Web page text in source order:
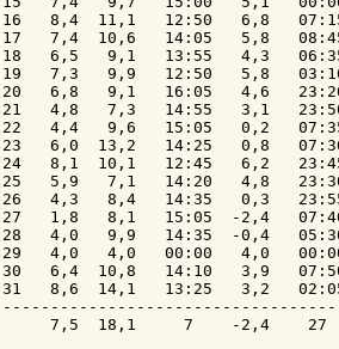
16   8,4  11,1   12:50   6,8
17   7,4  10,6   14:05   5,8
18   6,5   9,1   13:55   4,3
19   7,3   9,9   12:50   5,8
20   6,8   9,1   16:05   4,6
21   4,8   7,3   14:55   3,1
22   4,4   9,6   15:05   0,2
23   6,0  13,2   14:25   0,8
24   8,1  10,1   12:45   6,2
25   5,9   7,1   14:20   4,8
26   4,3   8,4   14:35   0,3
27   1,8   8,1   15:05  -2,4
28   4,0   9,9   14:35  -0,4
29   4,0   4,0   00:00   4,0
30   6,4  10,8   14:10   3,9
31   8,6  14,1   13:25   3,2
7,5  18,1     7    -2,4    27